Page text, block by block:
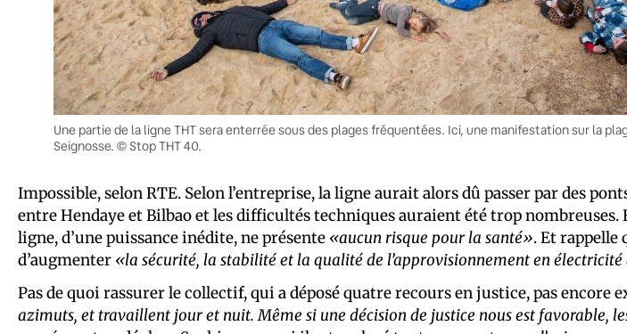
Une partie de la ligne THT sera enterrée sous des plages fréquentées. Ici, une manifestation sur la
Seignosse. © Stop THT 40.
Impossible, selon RTE. Selon l’entreprise, la ligne aurait alors dû passer par des
entre Hendaye et Bilbao et les difficultés techniques auraient été trop nombreuses.
ligne, d’une puissance inédite, ne présente «aucun risque pour la santé». Et rappelle
d’augmenter «la sécurité, la stabilité et la qualité de l’approvisionnement en électricité
Pas de quoi rassurer le collectif, qui a déposé quatre recours en justice, pas encore
azimuts, et travaillent jour et nuit. Même si une décision de justice nous est favorable,